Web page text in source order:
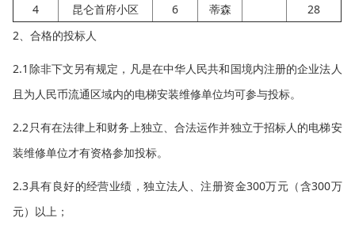
4
昆仑首府小区 6 蒂森
28
2、合格的投标人
2.1除非下文另有规定，凡是在中华人民共和国境内注册的企业法人
且为人民币流通区域内的电梯安装维修单位均可参与投标。
2.2只有在法律上和财务上独立、合法运作并独立于招标人的电梯安
装维修单位才有资格参加投标。
2.3具有良好的经营业绩，独立法人、注册资金300万元（含300万
元）以上；